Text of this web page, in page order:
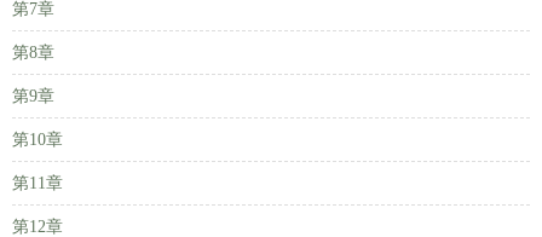
第7章
第8章
第9章
第10章
第11章
第12章